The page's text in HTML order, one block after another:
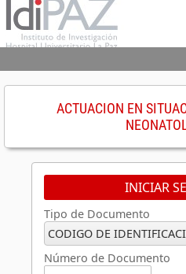
ACTUACION EN
INICIAR
Tipo de Documento
Número de Documento